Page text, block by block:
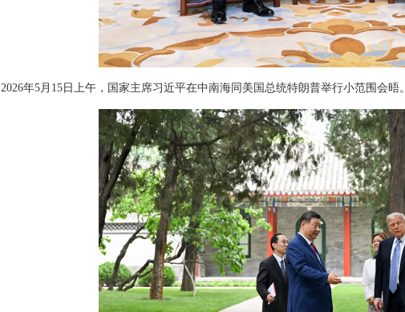
2026年5月15日上午，国家主席习近平在中南海同美国总统特朗普举行小范围会晤。